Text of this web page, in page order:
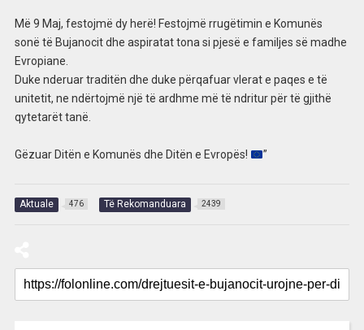
Më 9 Maj, festojmë dy herë! Festojmë rrugëtimin e Komunës
sonë të Bujanocit dhe aspiratat tona si pjesë e familjes së madhe
Evropiane.
​Duke nderuar traditën dhe duke përqafuar vlerat e paqes e të
unitetit, ne ndërtojmë një të ardhme më të ndritur për të gjithë
qytetarët tanë.
​Gëzuar Ditën e Komunës dhe Ditën e Evropës! ”
Aktuale 476 Të Rekomanduara 2439